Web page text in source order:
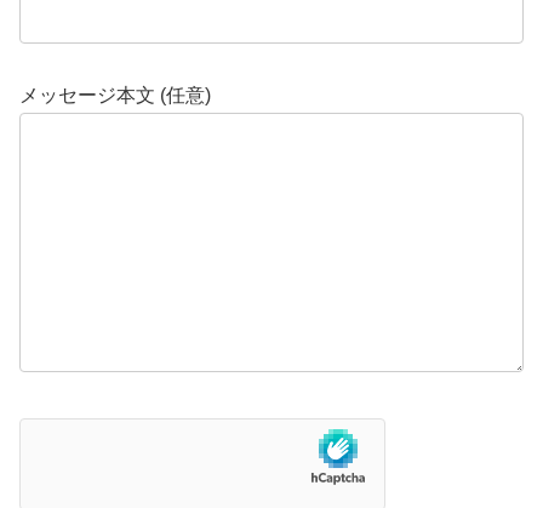
メッセージ本文 (任意)